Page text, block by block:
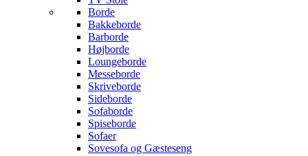
Borde
Bakkeborde
Barborde
Højborde
Loungeborde
Messeborde
Skriveborde
Sideborde
Sofaborde
Spiseborde
Sofaer
Sovesofa og Gæsteseng